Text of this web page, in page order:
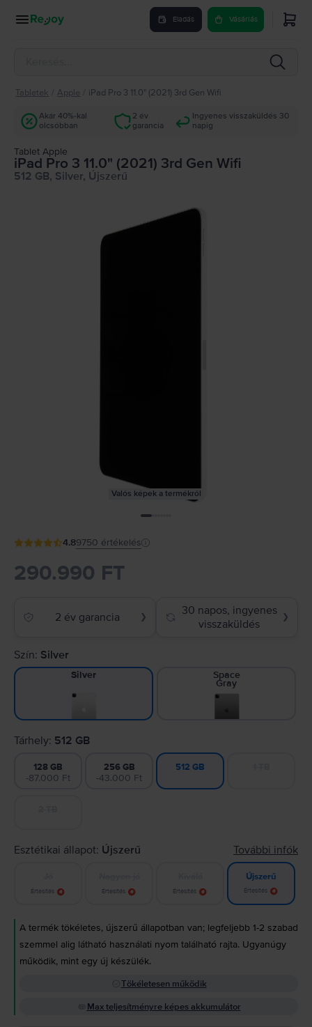
Eladás Vásárlás
Tabletek Apple iPad Pro 3 11.0" (2021) 3rd Gen Wifi
Akár 40%-kal
olcsóbban
2 év
garancia
Ingyenes visszaküldés 30
napig
Tablet Apple
iPad Pro 3 11.0" (2021) 3rd Gen Wifi
512 GB, Silver, Újszerű
Valós képek a termékről
4.89750 értékelés
290.990 FT
2 év garancia ❯
30 napos, ingyenes
visszaküldés
❯
Szín: Silver
Silver Space
Gray
Tárhely: 512 GB
128 GB
-87.000 Ft
256 GB
-43.000 Ft
512 GB
Esztétikai állapot: Újszerű További infók
Értesítés Értesítés Értesítés
Újszerű
Értesítés
A termék tökéletes, újszerű állapotban van; legfeljebb 1-2 szabad
szemmel alig látható használati nyom található rajta. Ugyanúgy
működik, mint egy új készülék.
Tökéletesen működik
Max teljesítményre képes akkumulátor